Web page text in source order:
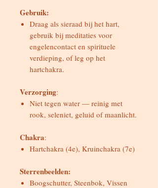
Gebruik:
Draag als sieraad bij het hart,
gebruik bij meditaties voor
engelencontact en spirituele
verdieping, of leg op het
hartchakra.
Verzorging:
Niet tegen water — reinig met
rook, seleniet, geluid of maanlicht.
Chakra:
Hartchakra (4e), Kruinchakra (7e)
Sterrenbeelden:
Boogschutter, Steenbok, Vissen